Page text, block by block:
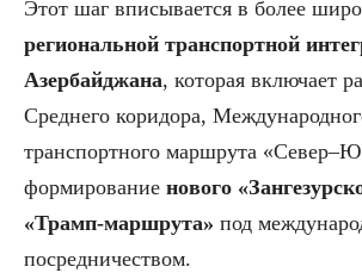
Этот шаг вписывается в более
региональной транспортной
Азербайджана, которая включает
Среднего коридора,
транспортного маршрута
формирование нового
«Трамп-маршрута» под
посредничеством.